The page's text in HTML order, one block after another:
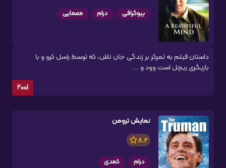
بیوگرافی درام معمایی
داستان فیلم به تمرکز بر زندگی جان ناش، که توسط راسل کرو و با
بازیگری ریچل است وود و ...
2001
نمایش ترومن
8.2
درام کمدی